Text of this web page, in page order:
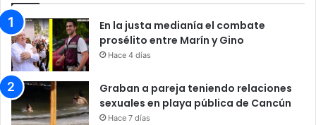
En la justa medianía el combate
prosélito entre Marín y Gino
Hace 4 días
Graban a pareja teniendo relaciones
sexuales en playa pública de Cancún
Hace 7 días